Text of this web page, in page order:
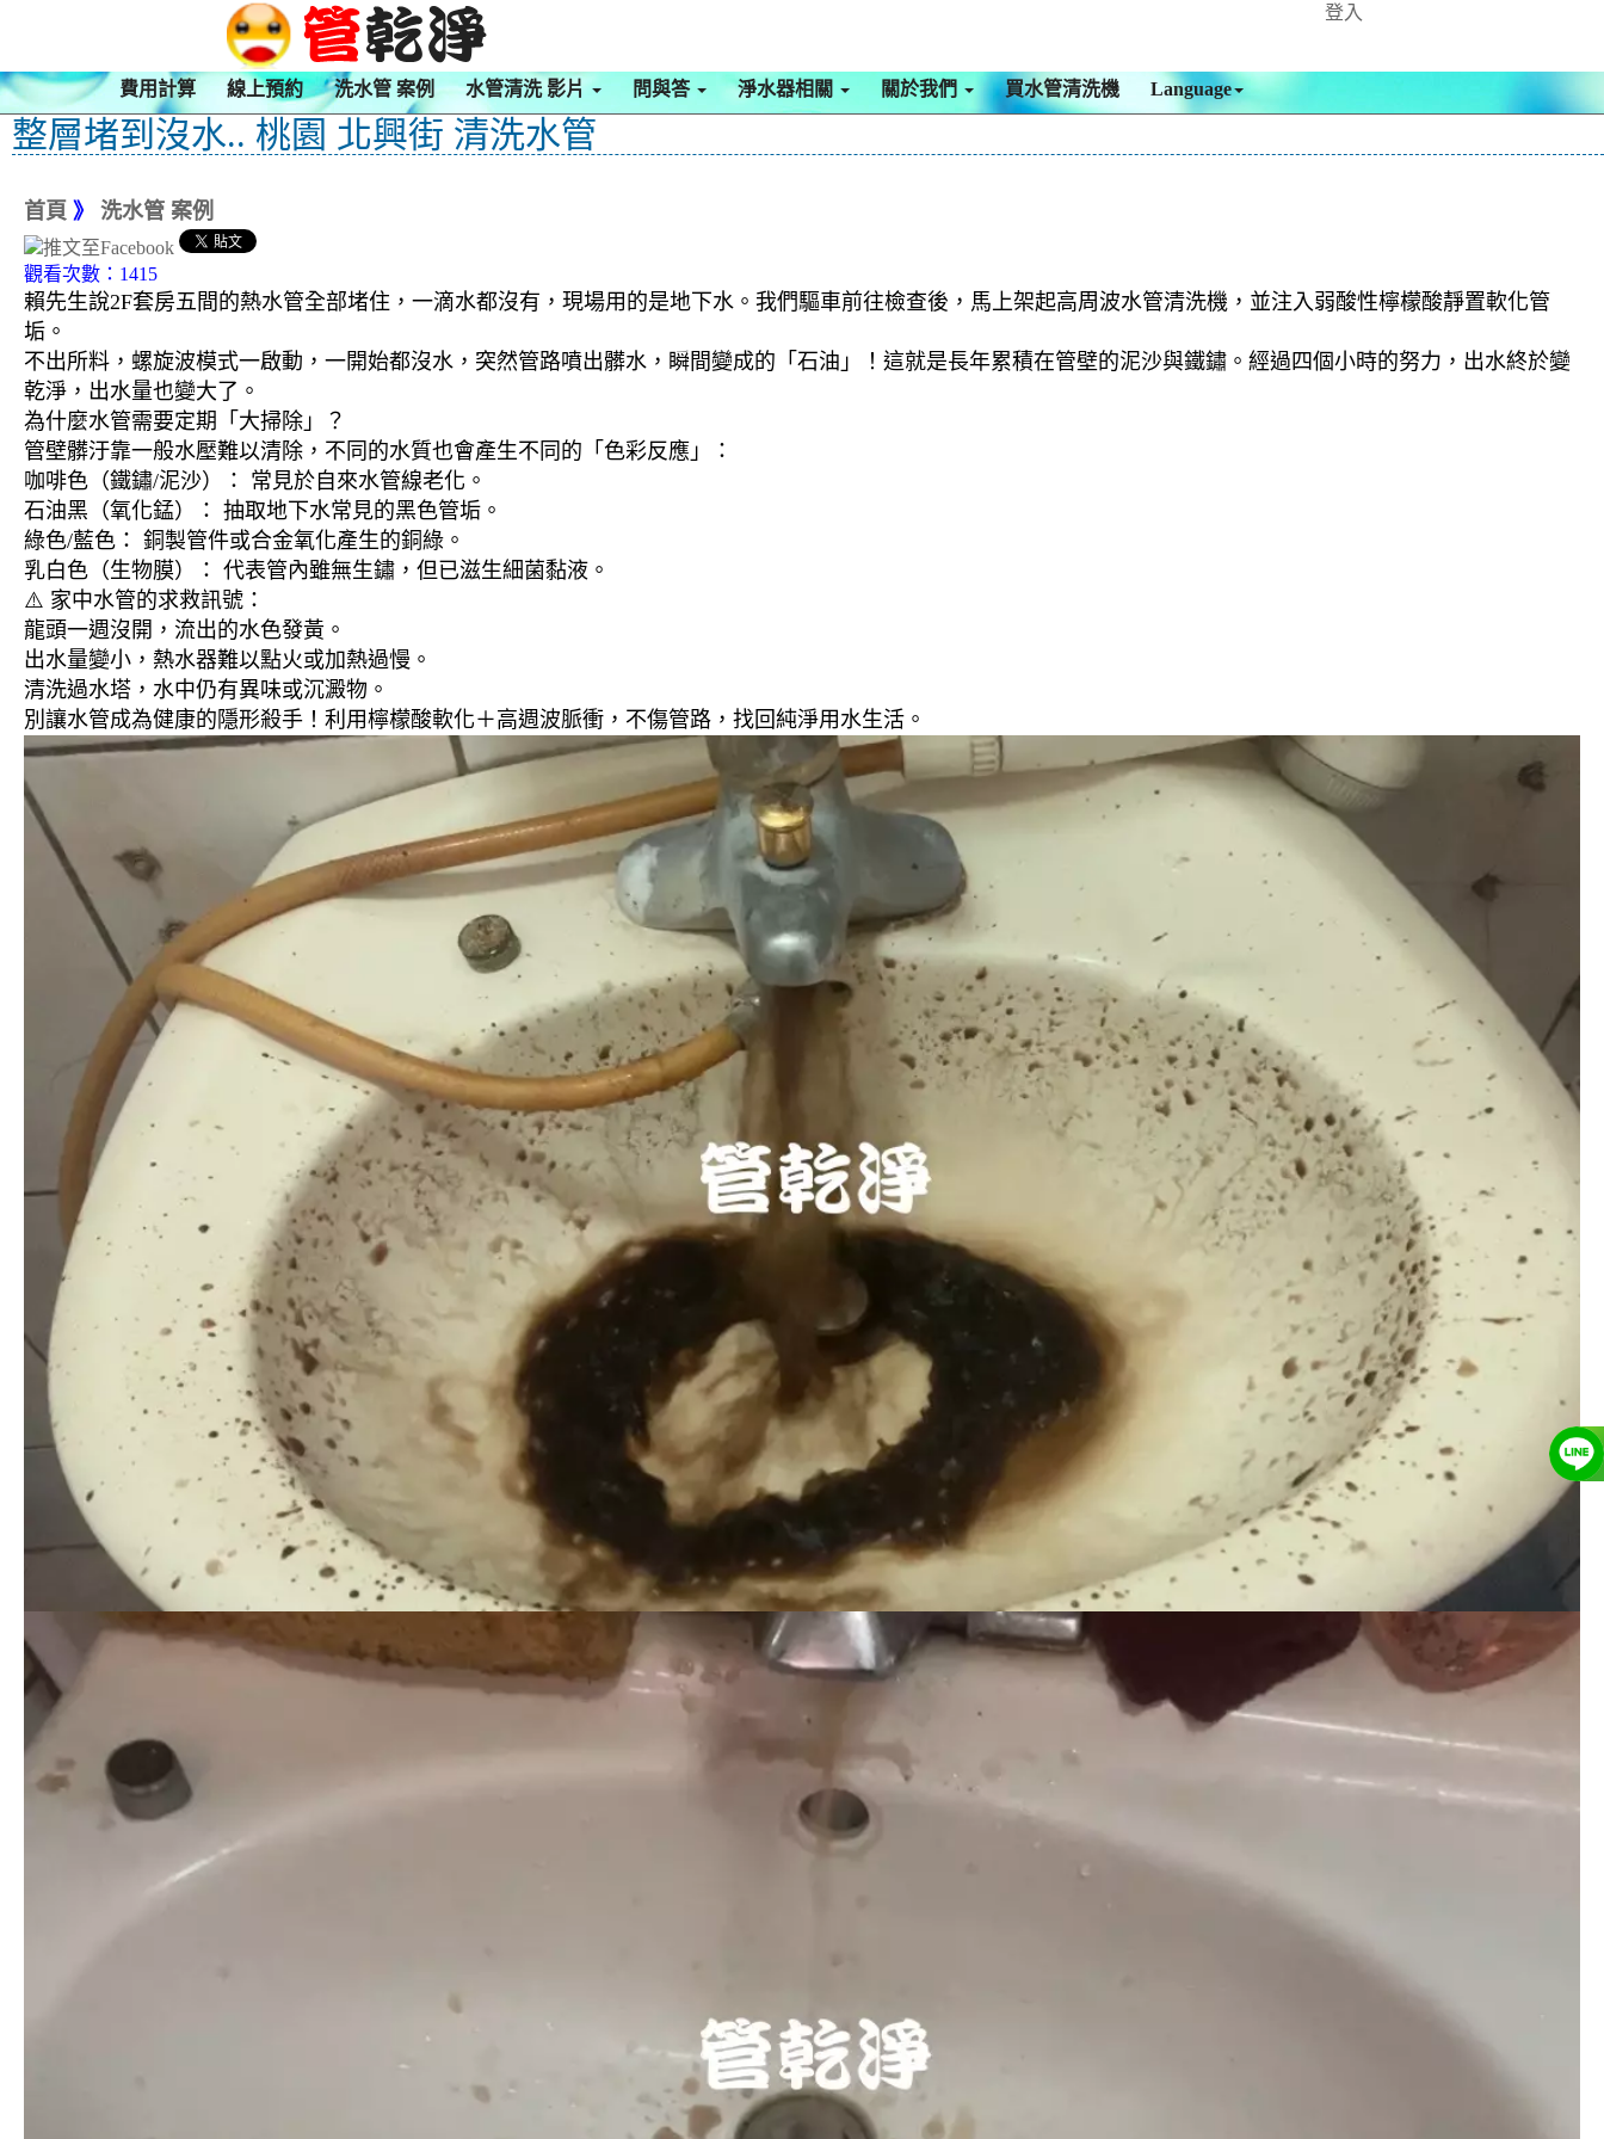
登入
費用計算 線上預約 洗水管 案例 水管清洗 影片 問與答 淨水器相關 關於我們 買水管清洗機 Language
整層堵到沒水.. 桃園 北興街 清洗水管
首頁 》 洗水管 案例
觀看次數：1415
賴先生說2F套房五間的熱水管全部堵住，一滴水都沒有，現場用的是地下水。我們驅車前往檢查後，馬上架起高周波水管清洗機，並注入弱酸性檸檬酸靜置軟化管
垢。
不出所料，螺旋波模式一啟動，一開始都沒水，突然管路噴出髒水，瞬間變成的「石油」！這就是長年累積在管壁的泥沙與鐵鏽。經過四個小時的努力，出水終於變
乾淨，出水量也變大了。
為什麼水管需要定期「大掃除」？
管壁髒汙靠一般水壓難以清除，不同的水質也會產生不同的「色彩反應」：
咖啡色（鐵鏽/泥沙）： 常見於自來水管線老化。
石油黑（氧化錳）： 抽取地下水常見的黑色管垢。
綠色/藍色： 銅製管件或合金氧化產生的銅綠。
乳白色（生物膜）： 代表管內雖無生鏽，但已滋生細菌黏液。
⚠️ 家中水管的求救訊號：
龍頭一週沒開，流出的水色發黃。
出水量變小，熱水器難以點火或加熱過慢。
清洗過水塔，水中仍有異味或沉澱物。
別讓水管成為健康的隱形殺手！利用檸檬酸軟化＋高週波脈衝，不傷管路，找回純淨用水生活。